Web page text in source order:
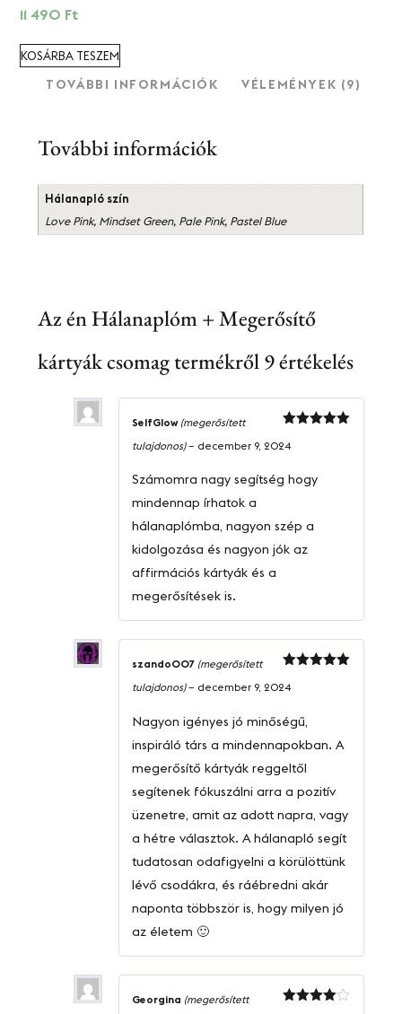
11 490 Ft
KOSÁRBA TESZEM
TOVÁBBI INFORMÁCIÓK VÉLEMÉNYEK (9)
További információk
Hálanapló szín
Love Pink, Mindset Green, Pale Pink, Pastel Blue
Az én Hálanaplóm + Megerősítő
kártyák csomagtermékről 9 értékelés
5/ 5
SelfGlow (megerősített
tulajdonos) – december 9, 2024
Számomra nagy segítség hogy
mindennap írhatok a
hálanaplómba, nagyon szép a
kidolgozása és nagyon jók az
affirmációs kártyák és a
megerősítések is.
5/ 5
szando007 (megerősített
tulajdonos) – december 9, 2024
Nagyon igényes jó minőségű,
inspiráló társ a mindennapokban. A
megerősítő kártyák reggeltől
segítenek fókuszálni arra a pozitív
üzenetre, amit az adott napra, vagy
a hétre választok. A hálanapló segít
tudatosan odafigyelni a körülöttünk
lévő csodákra, és ráébredni akár
naponta többször is, hogy milyen jó
az életem 🙂
Georgina (megerősített